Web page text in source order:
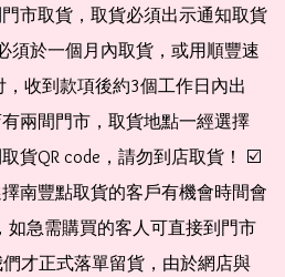
市取貨，取貨必須出示通知取貨
須於一個月內取貨，或用順豐速
收到款項後約3個工作日內出
兩間門市，取貨地點一經選擇
貨QR code，請勿到店取貨！ ☑️
南豐點取貨的客戶有機會時間會
如急需購買的客人可直接到門市
才正式落單留貨，由於網店與